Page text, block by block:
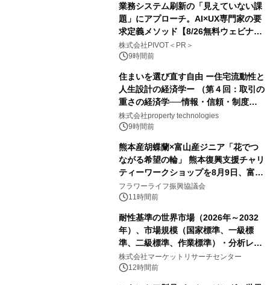
業務システム刷新の「見えていない課
題」にアプローチ。AI×UX専門家の要
求定義メソッド【8/26無料ウェビナ
ー】株式会社PIVOT
株式会社PIVOT＜PR＞
9時間前
住まいを選び直す自由 ー住宅流動性と
人生設計の経済学ー （第４回：取引の
重さの経済学──情報・信頼・制度を
PropTechはどう組み替えるか）｜
PropTech-Lab
株式会社property technologies
9時間前
熊本産胡蝶蘭×富山産ジニア「花でつ
ながる希望の輪」 熊本復興支援チャリ
ティーワークショップを8月9日、富
山・射水で開催
フラワーライフ振興協議会
11時間前
耐性基準の世界市場（2026年～2032
年）、市場規模（国家標準、一級標
準、二級標準、作業標準）・分析レポ
ートを発表
株式会社マーケットリサーチセンター
12時間前